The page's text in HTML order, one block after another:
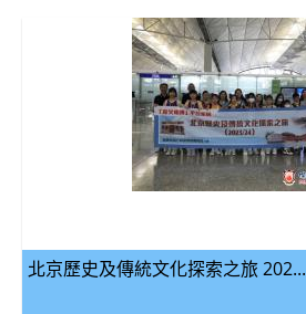
北京歷史及傳統文化探索之旅 202...